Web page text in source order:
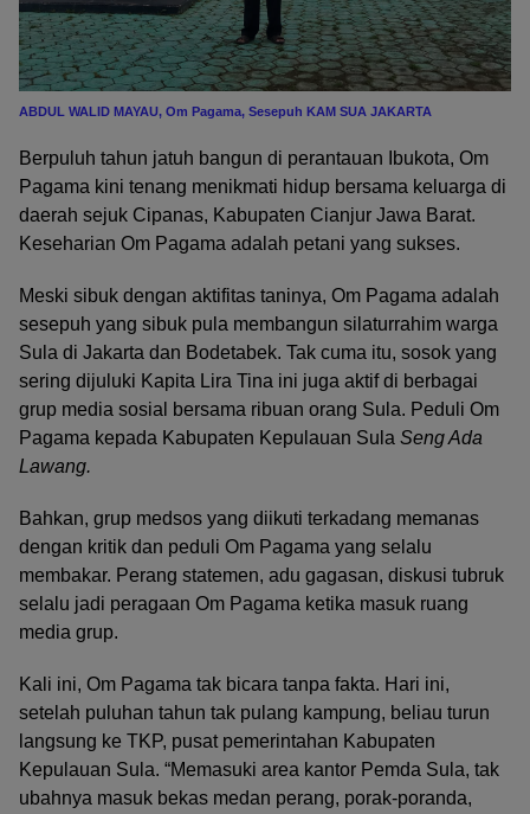
ABDUL WALID MAYAU, Om Pagama, Sesepuh KAM SUA JAKARTA
Berpuluh tahun jatuh bangun di perantauan Ibukota, Om
Pagama kini tenang menikmati hidup bersama keluarga di
daerah sejuk Cipanas, Kabupaten Cianjur Jawa Barat.
Keseharian Om Pagama adalah petani yang sukses.
Meski sibuk dengan aktifitas taninya, Om Pagama adalah
sesepuh yang sibuk pula membangun silaturrahim warga
Sula di Jakarta dan Bodetabek. Tak cuma itu, sosok yang
sering dijuluki Kapita Lira Tina ini juga aktif di berbagai
grup media sosial bersama ribuan orang Sula. Peduli Om
Pagama kepada Kabupaten Kepulauan Sula Seng Ada
Lawang.
Bahkan, grup medsos yang diikuti terkadang memanas
dengan kritik dan peduli Om Pagama yang selalu
membakar. Perang statemen, adu gagasan, diskusi tubruk
selalu jadi peragaan Om Pagama ketika masuk ruang
media grup.
Kali ini, Om Pagama tak bicara tanpa fakta. Hari ini,
setelah puluhan tahun tak pulang kampung, beliau turun
langsung ke TKP, pusat pemerintahan Kabupaten
Kepulauan Sula. “Memasuki area kantor Pemda Sula, tak
ubahnya masuk bekas medan perang, porak-poranda,